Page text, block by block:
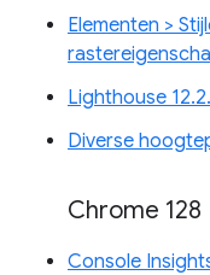
Elementen >
Lighthouse
Diverse
Chrome 128
Console